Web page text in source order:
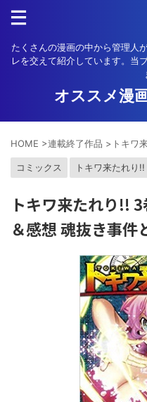
たくさんの漫画の中から管理人
レを交えて紹介しています。当
オススメ漫
HOME >連載終了作品 > トキワ
コミックス トキワ来たれり!!
トキワ来たれり!!
＆感想 魂抜き事件